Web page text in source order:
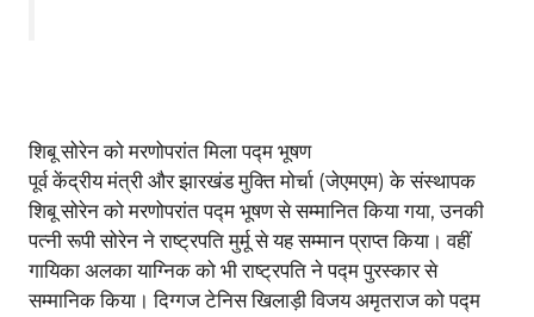
शिबू सोरेन को मरणोपरांत मिला पद्म भूषण
पूर्व केंद्रीय मंत्री और झारखंड मुक्ति मोर्चा (जेएमएम) के संस्थापक
शिबू सोरेन को मरणोपरांत पद्म भूषण से सम्मानित किया गया, उनकी
पत्नी रूपी सोरेन ने राष्ट्रपति मुर्मू से यह सम्मान प्राप्त किया। वहीं
गायिका अलका याग्निक को भी राष्ट्रपति ने पद्म पुरस्कार से
सम्मानिक किया। दिग्गज टेनिस खिलाड़ी विजय अमृतराज को पद्म